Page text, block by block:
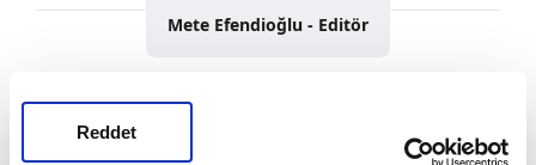
Reddet
Mete Efendioğlu - Editör